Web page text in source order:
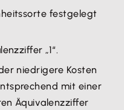
festgelegt
„1“.
niedrigere Kosten
mit einer
Äquivalenzziffer